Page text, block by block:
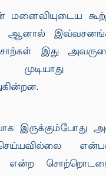
ஆனால்
இது
இருக்கும்போது
என்ற